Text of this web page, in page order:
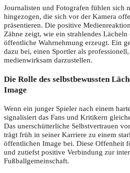
Journalisten und Fotografen fühlen sich
hingezogen, die sich vor der Kamera
präsentieren. Die positive
Zähne zeigt, wie ein strahlendes Lächeln
öffentliche Wahrnehmung erzeugt. Ein
dazu bei, einen Sportler als
medienwirksam darzustellen.
Die Rolle des selbstbewussten
Image
Wenn ein junger Spieler nach einem
signalisiert das Fans und Kritikern
Das unerschütterliche Selbstvertrauen
trägt früh in seiner Karriere zu einem
öffentlichen Image bei. Diese Offenheit
und zutiefst positive Verbindung zur
Fußballgemeinschaft.